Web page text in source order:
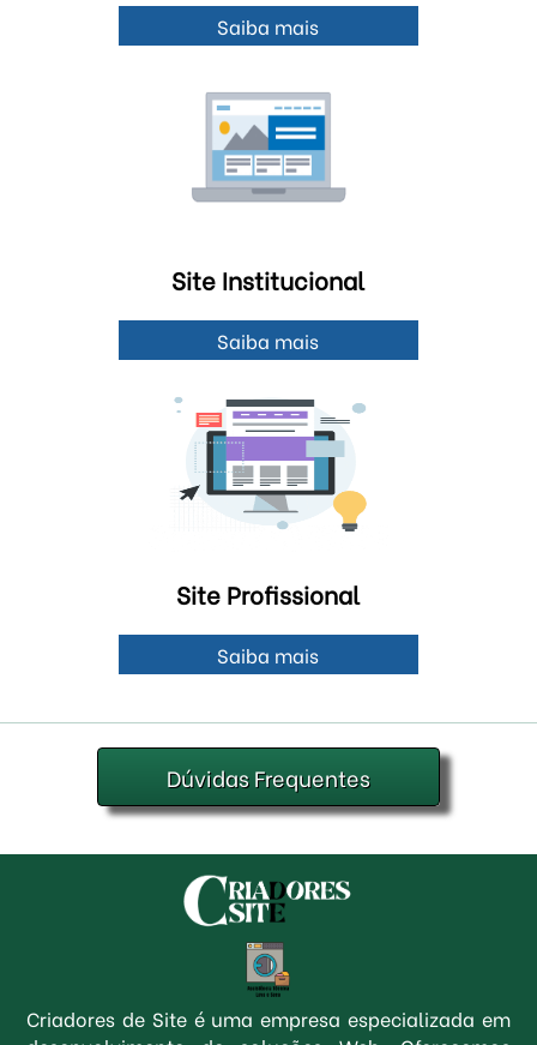
Saiba mais
Site Institucional
Saiba mais
Site Profissional
Saiba mais
Dúvidas Frequentes
Criadores de Site é uma empresa especializada em